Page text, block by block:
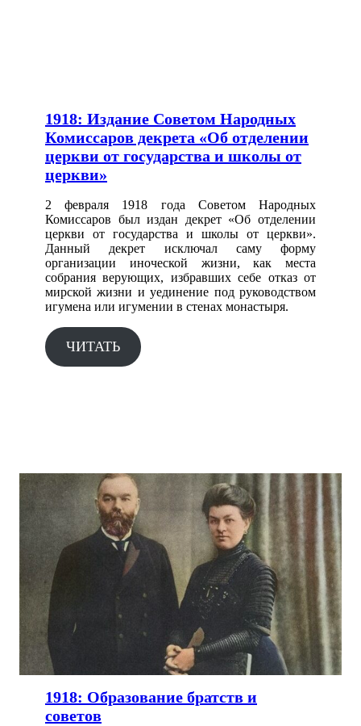
1918: Издание Советом Народных
Комиссаров декрета «Об отделении
церкви от государства и школы от
церкви»
2 февраля 1918 года Советом Народных
Комиссаров был издан декрет «Об отделении
церкви от государства и школы от церкви».
Данный декрет исключал саму форму
организации иноческой жизни, как места
собрания верующих, избравших себе отказ от
мирской жизни и уединение под руководством
игумена или игумении в стенах монастыря.
ЧИТАТЬ
1918: Образование братств и
советов